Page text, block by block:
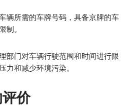
辆所需的车牌号码，具备京牌的车
制。
部门对车辆行驶范围和时间进行限
力和减少环境污染。
价